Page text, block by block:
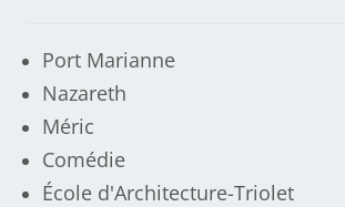
Port Marianne
Nazareth
Méric
Comédie
École d'Architecture-Triolet